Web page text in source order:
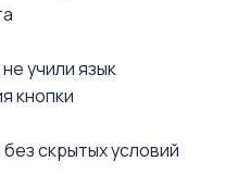
учили язык
кнопки
скрытых условий